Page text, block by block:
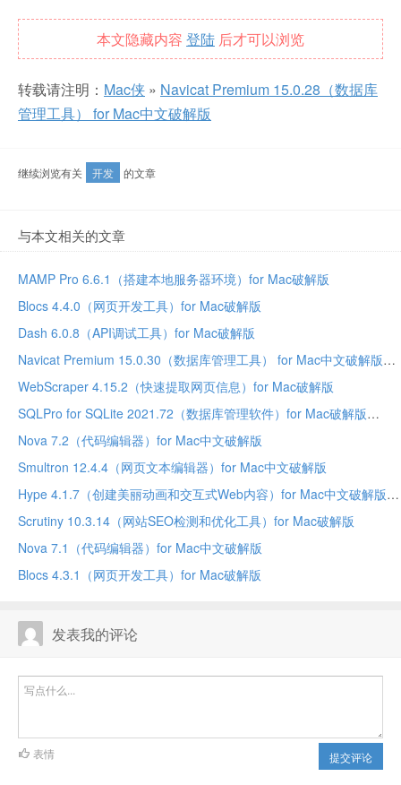
本文隐藏内容 登陆 后才可以浏览
转载请注明： Mac侠 » Navicat Premium 15.0.28（数据库
管理工具） for Mac中文破解版
继续浏览有关 开发 的文章
与本文相关的文章
MAMP Pro 6.6.1（搭建本地服务器环境）for Mac破解版
Blocs 4.4.0（网页开发工具）for Mac破解版
Dash 6.0.8（API调试工具）for Mac破解版
Navicat Premium 15.0.30（数据库管理工具） for Mac中文破解版
WebScraper 4.15.2（快速提取网页信息）for Mac破解版
SQLPro for SQLite 2021.72（数据库管理软件）for Mac破解版
Nova 7.2（代码编辑器）for Mac中文破解版
Smultron 12.4.4（网页文本编辑器）for Mac中文破解版
Hype 4.1.7（创建美丽动画和交互式Web内容）for Mac中文破解版
Scrutiny 10.3.14（网站SEO检测和优化工具）for Mac破解版
Nova 7.1（代码编辑器）for Mac中文破解版
Blocs 4.3.1（网页开发工具）for Mac破解版
发表我的评论
提交评论
表情